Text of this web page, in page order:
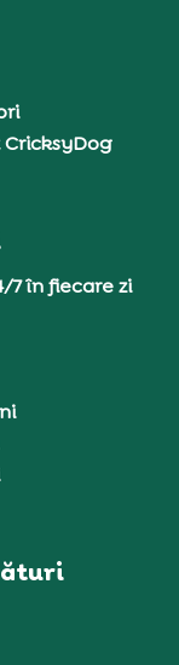
7 în fiecare zi